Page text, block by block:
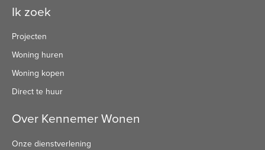
Ik zoek
Projecten
Woning huren
Woning kopen
Direct te huur
Over Kennemer Wonen
Onze dienstverlening